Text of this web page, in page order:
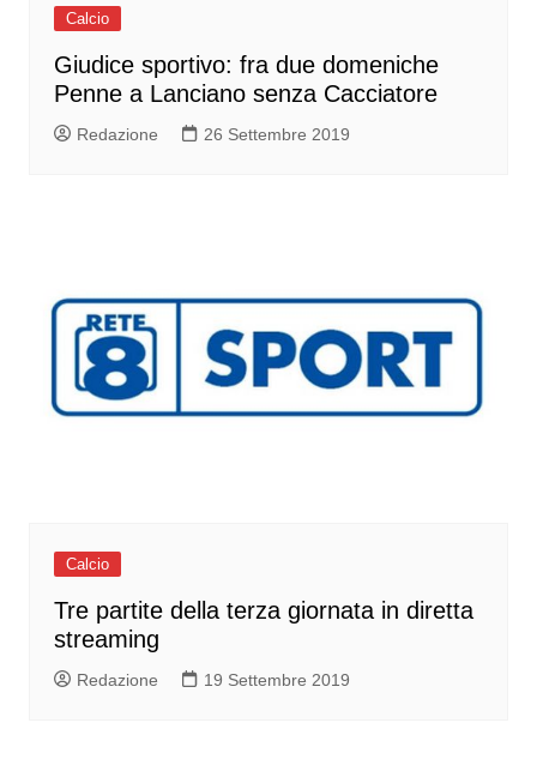
Calcio
Giudice sportivo: fra due domeniche
Penne a Lanciano senza Cacciatore
Redazione 26 Settembre 2019
Calcio
Tre partite della terza giornata in diretta
streaming
Redazione 19 Settembre 2019